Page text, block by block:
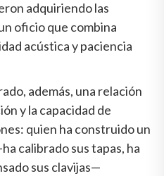
adquiriendo las
oficio que combina
acústica y paciencia
además, una relación
y la capacidad de
quien ha construido un
calibrado sus tapas, ha
sus clavijas—